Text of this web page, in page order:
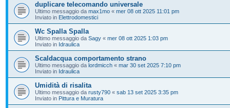
duplicare telecomando universale
Ultimo messaggio da max1mo « mer 08 ott 2025 11:01 pm
Inviato in Elettrodomestici
Wc Spalla Spalla
Ultimo messaggio da Sagy « mer 08 ott 2025 1:03 pm
Inviato in Idraulica
Scaldacqua comportamento strano
Ultimo messaggio da lordmicch « mar 30 set 2025 7:10 pm
Inviato in Idraulica
Umidità di risalita
Ultimo messaggio da rusty790 « sab 13 set 2025 3:35 pm
Inviato in Pittura e Muratura